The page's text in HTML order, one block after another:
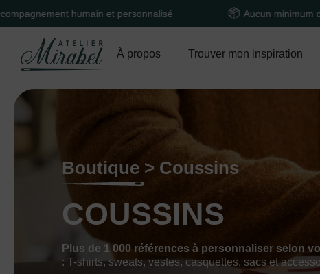
humain et personnalisé Aucun minimum de
À propos Trouver mon inspiration
Boutique > Coussins
COUSSINS
Plus de 1 000 références à personnaliser selon
: T-shirts, sweats, vestes, casquettes, sacs et